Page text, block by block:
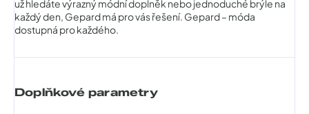
už hledáte výrazný módní doplněk nebo jednoduché brýle na
každý den, Gepard má pro vás řešení. Gepard – móda
dostupná pro každého.
Doplňkové parametry